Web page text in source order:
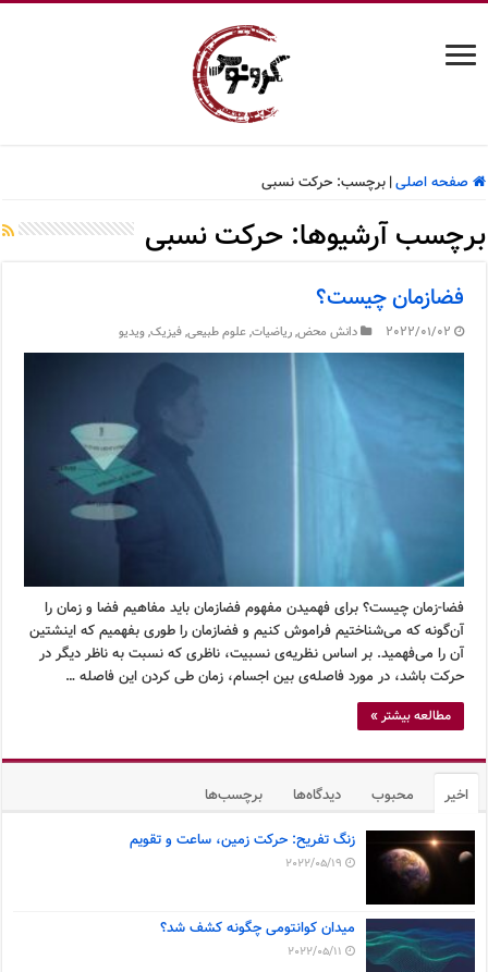
صفحه اصلی| برچسب:حرکت نسبی
برچسب آرشیوها:حرکت نسبی
فضازمان چیست؟
2022/01/02 دانش محض,ریاضیات,علوم طبیعی,فیزیک,ویدیو
فضا-زمان چیست؟ برای فهمیدن مفهوم فضازمان باید مفاهیم فضا و زمان را
آن‌گونه که می‌شناختیم فراموش کنیم و فضازمان را طوری بفهمیم که اینشتین
آن را می‌فهمید. بر اساس نظریه‌ی نسبیت، ناظری که نسبت به ناظر دیگر در
حرکت باشد، در مورد فاصله‌ی بین اجسام، زمان طی کردن این فاصله …
مطالعه بیشتر »
اخیر محبوب دیدگاه‌ها برچسب‌ها
زنگ تفریح: حرکت زمین، ساعت و تقویم
2022/05/19
میدان کوانتومی چگونه کشف شد؟
2022/05/11